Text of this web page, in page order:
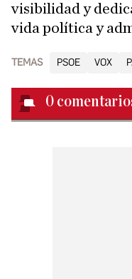
visibilidad y
vida política y
TEMAS PSOE VOX
0